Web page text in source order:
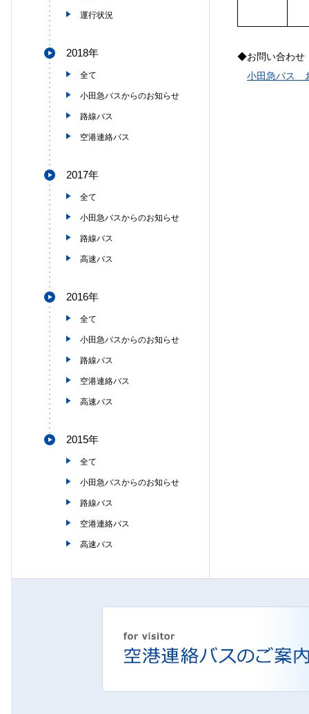
◆お問い合わせ
小田急バス
運行状況
2018年
全て
小田急バスからのお知らせ
路線バス
空港連絡バス
2017年
全て
小田急バスからのお知らせ
路線バス
高速バス
2016年
全て
小田急バスからのお知らせ
路線バス
空港連絡バス
高速バス
2015年
全て
小田急バスからのお知らせ
路線バス
空港連絡バス
高速バス